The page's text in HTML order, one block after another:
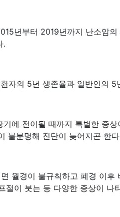
년부터 2019년까지 난소암
.
자의 5년 생존율과 일반인의
기에 전이될 때까지 특별한 증
불분명해 진단이 늦어지곤 한
월경이 불규칙하고 폐경 이
절이 붓는 등 다양한 증상이 나